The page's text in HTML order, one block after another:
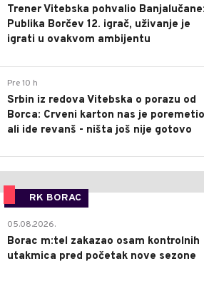
Trener Vitebska pohvalio Banjalučane:
Publika Borčev 12. igrač, uživanje je
igrati u ovakvom ambijentu
Pre 10 h
Srbin iz redova Vitebska o porazu od
Borca: Crveni karton nas je
ali ide revanš - ništa još nije gotovo
RK BORAC
05.08.2026.
Borac m:tel zakazao osam kontrolnih
utakmica pred početak nove sezone